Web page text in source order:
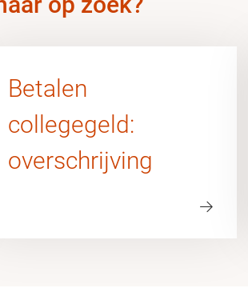
Betalen
collegegeld:
overschrijving